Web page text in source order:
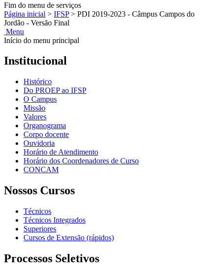
Fim do menu de serviços
Página inicial > IFSP > PDI 2019-2023 - Câmpus Campos do
Jordão - Versão Final
Menu
Início do menu principal
Institucional
Histórico
Do PROEP ao IFSP
O Campus
Missão
Valores
Organograma
Corpo docente
Ouvidoria
Horário de Atendimento
Horário dos Coordenadores de Curso
CONCAM
Nossos Cursos
Técnicos
Técnicos Integrados
Superiores
Cursos de Extensão (rápidos)
Processos Seletivos